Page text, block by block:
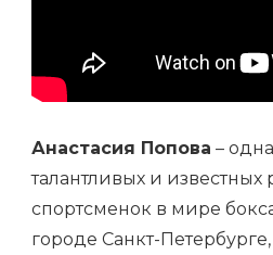
Анастасия Попова –
талантливых и известных
спортсменок в мире
городе Санкт-